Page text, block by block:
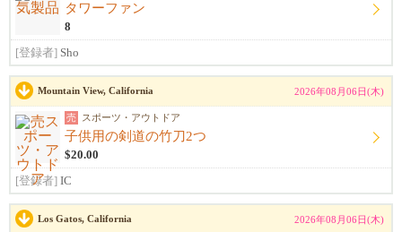
タワーファン
8
[登録者] Sho
Mountain View, California 2026年08月06日(木)
売 スポーツ・アウトドア
子供用の剣道の竹刀2つ
$20.00
[登録者] IC
Los Gatos, California 2026年08月06日(木)